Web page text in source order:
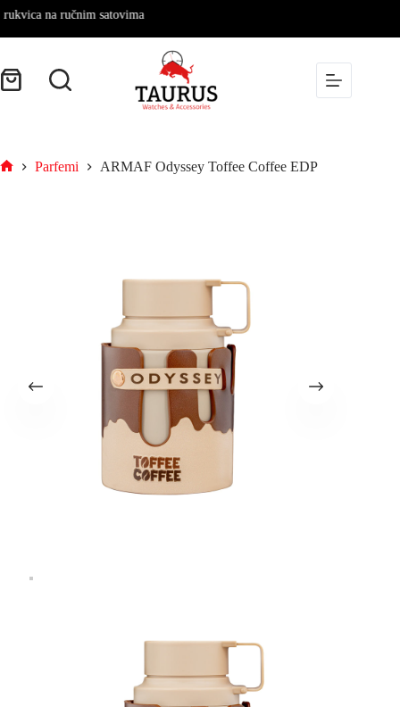
na ručnim satovima
Parfemi ARMAF Odyssey Toffee Coffee EDP